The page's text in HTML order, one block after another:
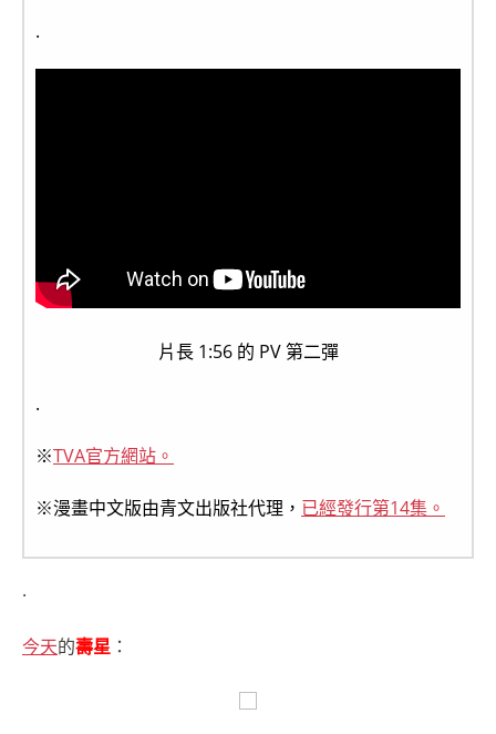
.
片長 1:56 的 PV 第二彈
.
※TVA官方網站。
※漫畫中文版由青文出版社代理， 已經發行第14集。
.
今天的壽星 ：